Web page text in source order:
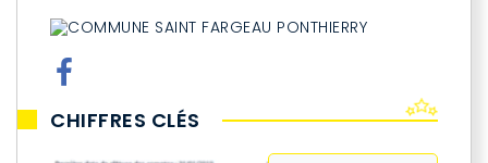
CHIFFRES CLÉS